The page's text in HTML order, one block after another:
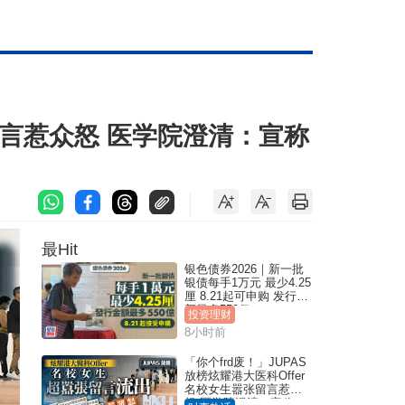
惹众怒 医学院澄清：宣称
最Hit
银色债券2026｜新一批
银债每手1万元 最少4.25
厘 8.21起可申购 发行金
额最多550亿
投资理财
8小时前
「你个frd废！」JUPAS
放榜炫耀港大医科Offer
名校女生嚣张留言惹众